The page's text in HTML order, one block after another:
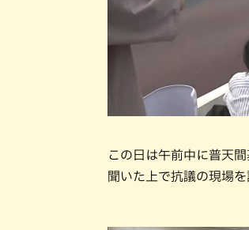
この日は午前中に普天
聞いた上で抗議の現場を